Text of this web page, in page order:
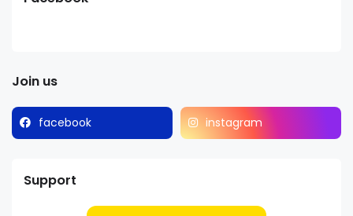
Join us
facebook instagram
Support